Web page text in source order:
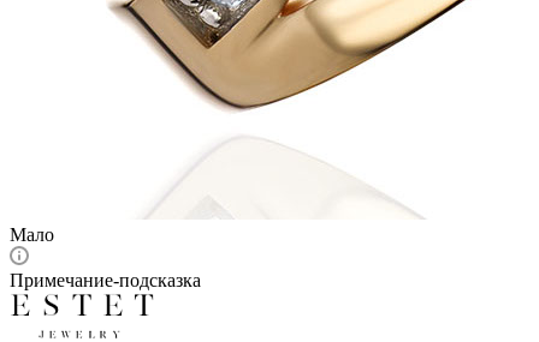
Мало
Примечание-подсказка